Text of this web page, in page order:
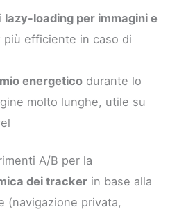
lazy-loading per immagini e
più efficiente in caso di
energetico durante lo
molto lunghe, utile su
A/B per la
dei tracker in base alla
(navigazione privata,